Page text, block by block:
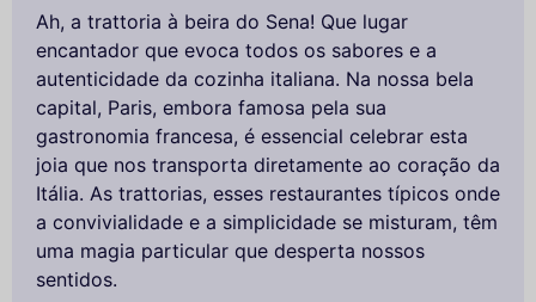
Ah, a trattoria à beira do Sena! Que lugar
encantador que evoca todos os sabores e a
autenticidade da cozinha italiana. Na nossa bela
capital, Paris, embora famosa pela sua
gastronomia francesa, é essencial celebrar esta
joia que nos transporta diretamente ao coração da
Itália. As trattorias, esses restaurantes típicos onde
a convivialidade e a simplicidade se misturam, têm
uma magia particular que desperta nossos
sentidos.